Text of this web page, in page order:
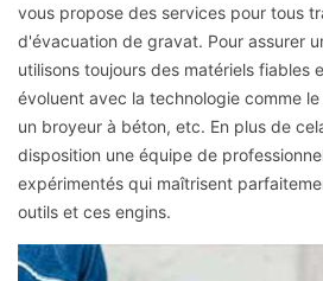
vous propose des services pour tous
d'évacuation de gravat. Pour assurer
utilisons toujours des matériels fiables
évoluent avec la technologie comme
un broyeur à béton, etc. En plus de
disposition une équipe de
expérimentés qui maîtrisent
outils et ces engins.